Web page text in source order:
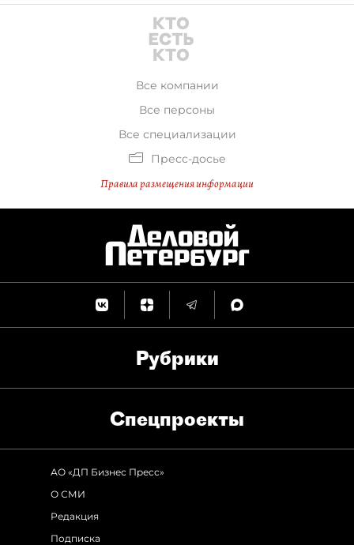
Все компании
Все персоны
Все специализации
Пресс-досье
Правила размещения информации
Рубрики
Спец­проекты
АО «ДП Бизнес Пресс»
О СМИ
Редакция
Подписка